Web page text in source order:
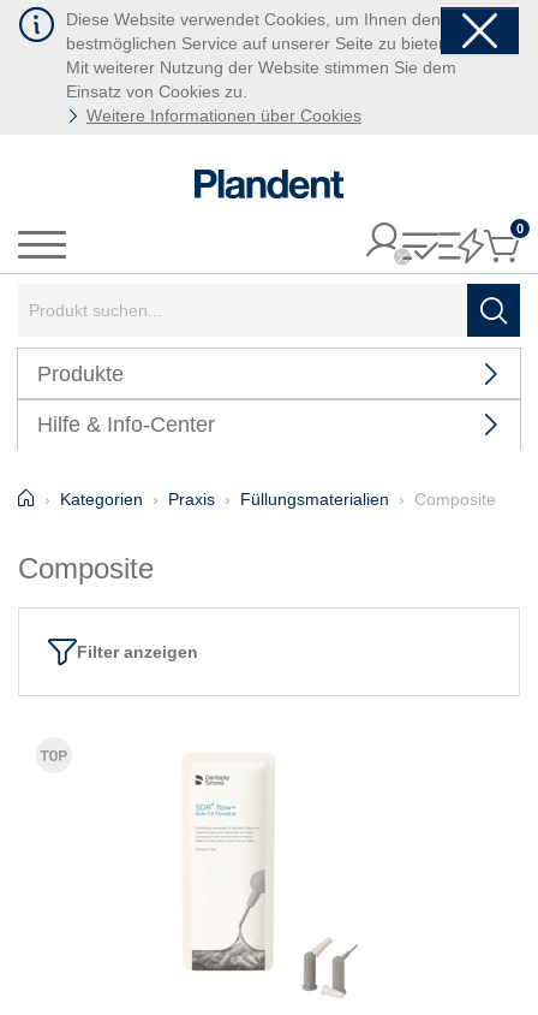
Diese Website verwendet Cookies, um Ihnen den
bestmöglichen Service auf unserer Seite zu bieten.
Mit weiterer Nutzung der Website stimmen Sie dem
Einsatz von Cookies zu.
Weitere Informationen über Cookies
Menü
0
Produkte
Hilfe & Info-Center
HomeKategorien Praxis Füllungsmaterialien Composite
Composite
Filter anzeigen